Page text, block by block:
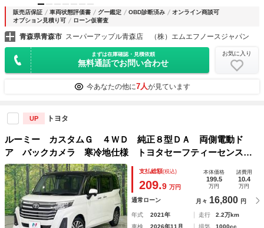
販売店保証 車両状態評価書 グー鑑定 OBD診断済み
オンライン商談可
オプション見積り可
ローン仮審査
青森県青森市 スーパーアップル青森店 （株）エムエフノースジャパン
まずは在庫確認・見積依頼
無料通話でお問い合わせ
お気に入り
今あなたの他に7人が見ています
UP トヨタ
ルーミー カスタムＧ ４ＷＤ 純正８型ＤＡ 両側電動ド
ア バックカメラ 寒冷地仕様 トヨタセーフティーセンス
レーダークルーズ 禁煙車 ドラレコ コーナーセンサー ス
マートキー ＬＥＤヘッド ビルトインＥＴＣ
支払総額(税込)
209.9 万円
本体価格
199.5
万円
諸費用
10.4
万円
通常ローン 月々 16,800 円
年式 2021年 走行
2.2万km
車検
2026年11月 排気
1000cc